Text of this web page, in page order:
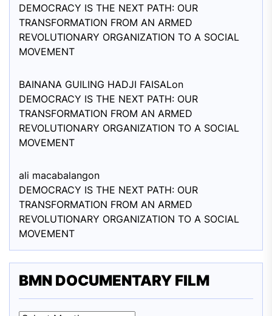
DEMOCRACY IS THE NEXT PATH: OUR
TRANSFORMATION FROM AN ARMED
REVOLUTIONARY ORGANIZATION TO A SOCIAL
MOVEMENT
BAINANA GUILING HADJI FAISALon
DEMOCRACY IS THE NEXT PATH: OUR
TRANSFORMATION FROM AN ARMED
REVOLUTIONARY ORGANIZATION TO A SOCIAL
MOVEMENT
ali macabalangon
DEMOCRACY IS THE NEXT PATH: OUR
TRANSFORMATION FROM AN ARMED
REVOLUTIONARY ORGANIZATION TO A SOCIAL
MOVEMENT
BMN DOCUMENTARY FILM